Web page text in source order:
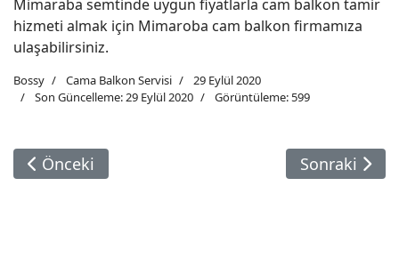
Mimaraba semtinde uygun fiyatlarla cam balkon tamir
hizmeti almak için Mimaroba cam balkon firmamıza
ulaşabilirsiniz.
Bossy Cama Balkon Servisi
29 Eylül 2020
Son Güncelleme: 29 Eylül 2020
Görüntüleme: 599
Önceki Makale: Kumburgaz Cam Balkon
Önceki Sonraki
Sonraki